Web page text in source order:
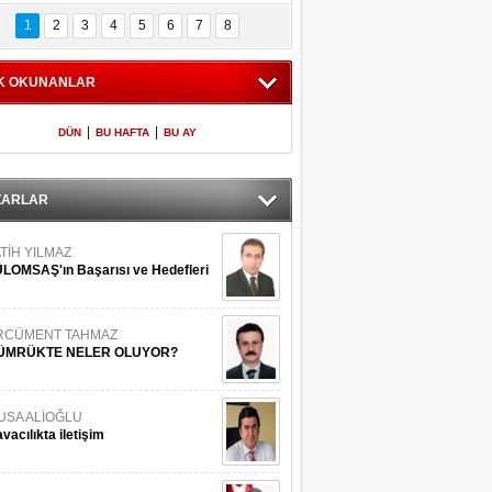
İstanbul
Adaları
600 milletvekilinin
listesi
1 2 3 4 5 6 7 8
OKUNANLAR
DÜN BU HAFTA BU AY
YILMAZ
Başarısı ve Hedefleri
TAHMAZ
NELER OLUYOR?
ALİOĞLU
iletişim